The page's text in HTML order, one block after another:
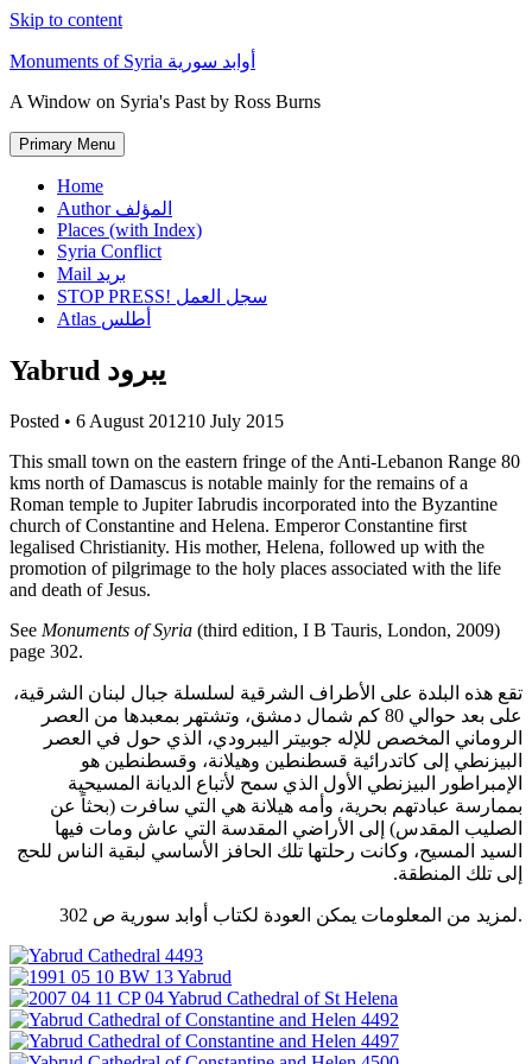
Skip to content
Monuments of Syria أوابد سورية
A Window on Syria's Past by Ross Burns
Primary Menu
Home
Author المؤلف
Places (with Index)
Syria Conflict
Mail بريد
STOP PRESS! سجل العمل
Atlas أطلس
Yabrud يبرود
Posted • 6 August 201210 July 2015
This small town on the eastern fringe of the Anti-Lebanon Range 80
kms north of Damascus is notable mainly for the remains of a
Roman temple to Jupiter Iabrudis incorporated into the Byzantine
church of Constantine and Helena. Emperor Constantine first
legalised Christianity. His mother, Helena, followed up with the
promotion of pilgrimage to the holy places associated with the life
and death of Jesus.
See Monuments of Syria (third edition, I B Tauris, London, 2009)
page 302.
تقع هذه البلدة على الأطراف الشرقية لسلسلة جبال لبنان الشرقية،
على بعد حوالي 80 كم شمال دمشق، وتشتهر بمعبدها من العصر
الروماني المخصص للإله جوبيتر اليبرودي، الذي حول في العصر
البيزنطي إلى كاتدرائية قسطنطين وهيلانة، وقسطنطين هو
الإمبراطور البيزنطي الأول الذي سمح لأتباع الديانة المسيحية
بممارسة عبادتهم بحرية، وأمه هيلانة هي التي سافرت (بحثاً عن
الصليب المقدس) إلى الأراضي المقدسة التي عاش ومات فيها
السيد المسيح، وكانت رحلتها تلك الحافز الأساسي لبقية الناس للحج
إلى تلك المنطقة.
لمزيد من المعلومات يمكن العودة لكتاب أوابد سورية ص 302.